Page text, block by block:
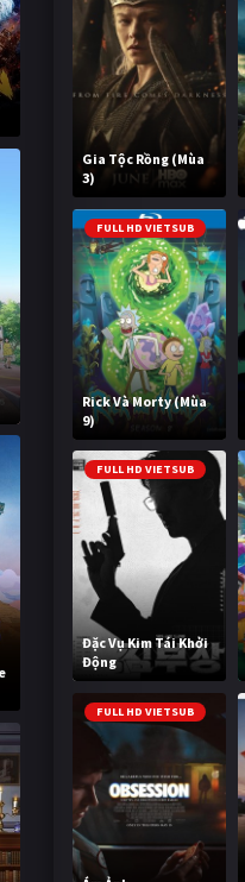
Gia Tộc Rồng (Mùa
3)
2,027,803 lượt xem
FULL HD VIETSUB
Rick Và Morty (Mùa
9)
2,999,937 lượt xem
FULL HD VIETSUB
Đặc Vụ Kim Tái Khởi
Động
599,306 lượt xem
FULL HD VIETSUB